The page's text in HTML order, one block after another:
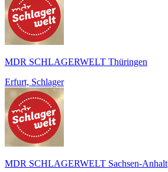
MDR SCHLAGERWELT Thüringen
Erfurt, Schlager
MDR SCHLAGERWELT Sachsen-Anhalt